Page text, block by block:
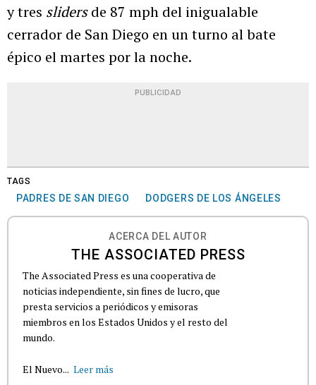
y tres slidersde 87 mph del inigualable
cerrador de San Diego en un turno al bate
épico el martes por la noche.
PUBLICIDAD
TAGS
PADRES DE SAN DIEGO DODGERS DE LOS ÁNGELES
ACERCA DEL AUTOR
THE ASSOCIATED PRESS
The Associated Press es una cooperativa de
noticias independiente, sin fines de lucro, que
presta servicios a periódicos y emisoras
miembros en los Estados Unidos y el resto del
mundo.
El Nuevo... Leer más